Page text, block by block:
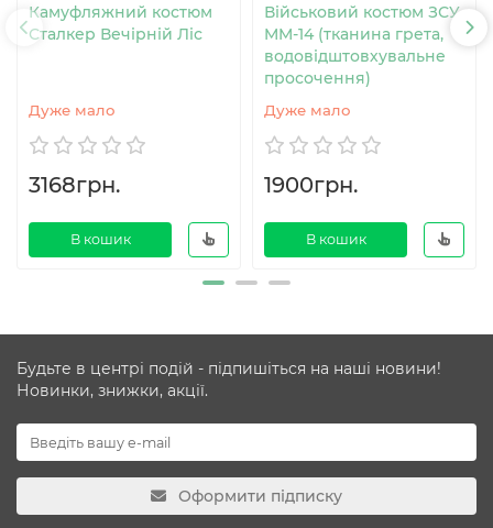
Камуфляжний костюм
Сталкер Вечірній Ліс
Дуже мало
3168грн.
В кошик
Військовий костюм ЗСУ
MM-14 (тканина грета,
водовідштовхувальне
просочення)
Дуже мало
1900грн.
В кошик
Будьте в центрі подій - підпишіться на наші новини!
Новинки, знижки, акції.
Оформити підписку